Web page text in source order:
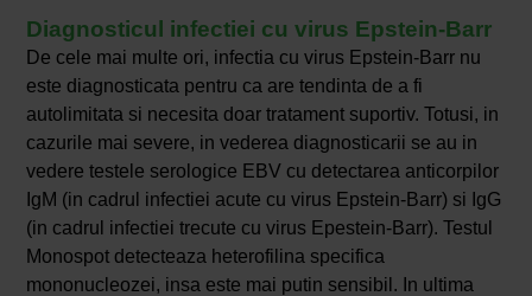
Diagnosticul infectiei cu virus Epstein-Barr
De cele mai multe ori, infectia cu virus Epstein-Barr nu
este diagnosticata pentru ca are tendinta de a fi
autolimitata si necesita doar tratament suportiv. Totusi, in
cazurile mai severe, in vederea diagnosticarii se au in
vedere testele serologice EBV cu detectarea anticorpilor
IgM (in cadrul infectiei acute cu virus Epstein-Barr) si IgG
(in cadrul infectiei trecute cu virus Epestein-Barr). Testul
Monospot detecteaza heterofilina specifica
mononucleozei, insa este mai putin sensibil. In ultima